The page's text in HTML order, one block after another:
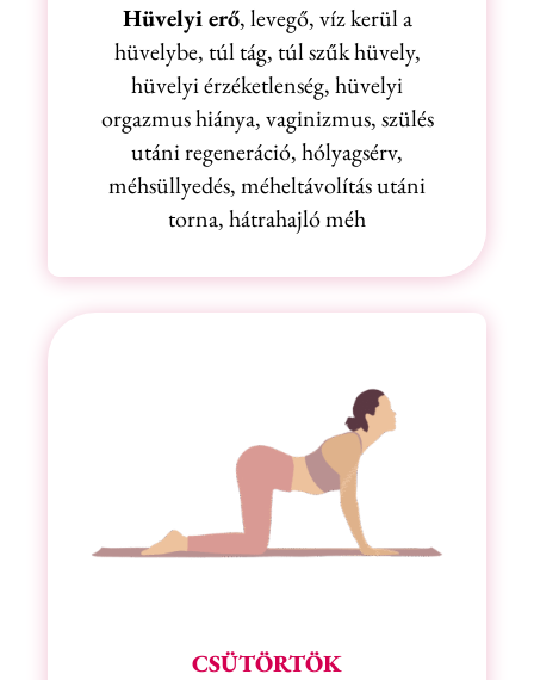
Hüvelyi erő, levegő, víz kerül a
hüvelybe, túl tág, túl szűk hüvely,
hüvelyi érzéketlenség, hüvelyi
orgazmus hiánya, vaginizmus, szülés
utáni regeneráció, hólyagsérv,
méhsüllyedés, méheltávolítás utáni
torna, hátrahajló méh
CSÜTÖRTÖK